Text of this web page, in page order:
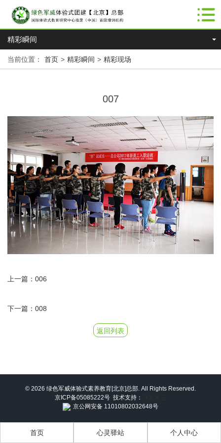
精彩瞬间
当前位置： 首页 > 精彩瞬间 > 精彩现场
007
上一篇：006
下一篇：008
返回列表
© 2026 绿色军威体验式素养教育[北京]总部. All Rights Reserved.
京ICP备05085222号 技术支持：
京公网安备 11010802032648号
首页 心灵驿站 个人中心